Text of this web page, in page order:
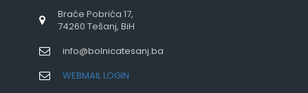
Braće Pobrića 17,
74260 Tešanj, BiH
info@bolnicatesanj.ba
WEBMAIL LOGIN